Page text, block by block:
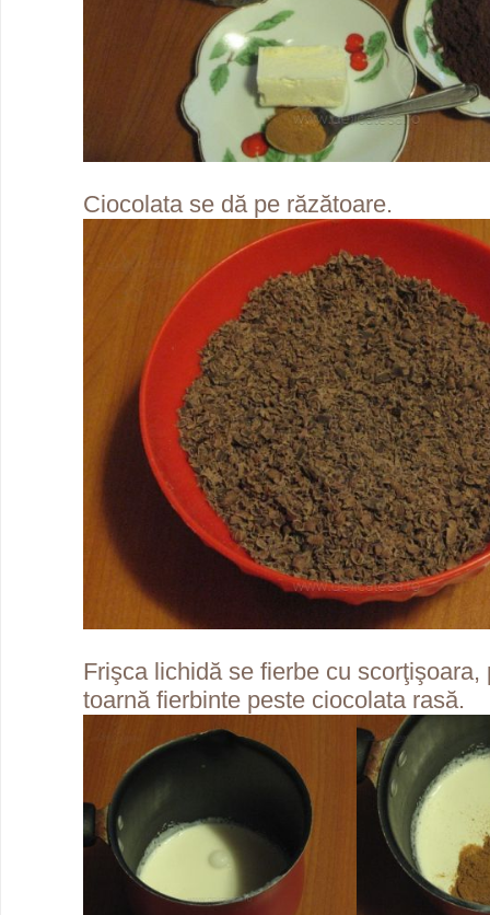
Ciocolata se dă pe răzătoare.
Frişca lichidă se fierbe cu
toarnă fierbinte peste ciocolata rasă.